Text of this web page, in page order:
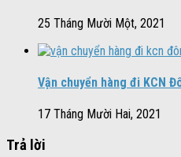
25 Tháng Mười Một, 2021
Vận chuyển hàng đi KCN
17 Tháng Mười Hai, 2021
Trả lời